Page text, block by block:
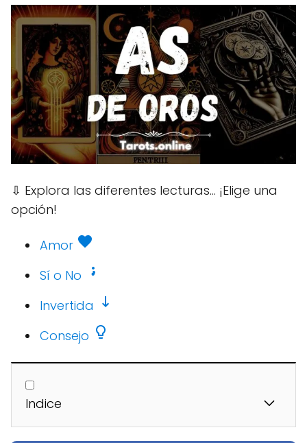
⇩ Explora las diferentes lecturas... ¡Elige una
opción!
Amor
Sí o No
Invertida
Consejo
Indice